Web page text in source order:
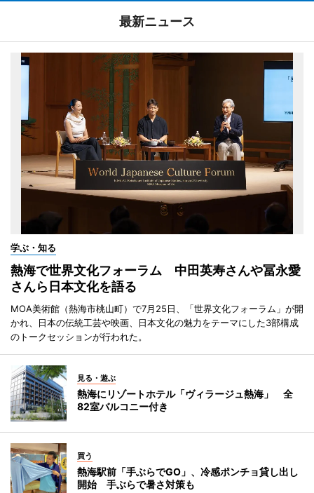
最新ニュース
学ぶ・知る
熱海で世界文化フォーラム 中田英寿さんや冨永愛
さんら日本文化を語る
MOA美術館（熱海市桃山町）で7月25日、「世界文化フォーラム」が開
かれ、日本の伝統工芸や映画、日本文化の魅力をテーマにした3部構成
のトークセッションが行われた。
見る・遊ぶ
熱海にリゾートホテル「ヴィラージュ熱海」 全
82室バルコニー付き
買う
熱海駅前「手ぶらでGO」、冷感ポンチョ貸し出し
開始 手ぶらで暑さ対策も